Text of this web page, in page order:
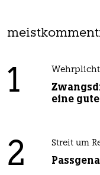
1
eine
2 Streit um